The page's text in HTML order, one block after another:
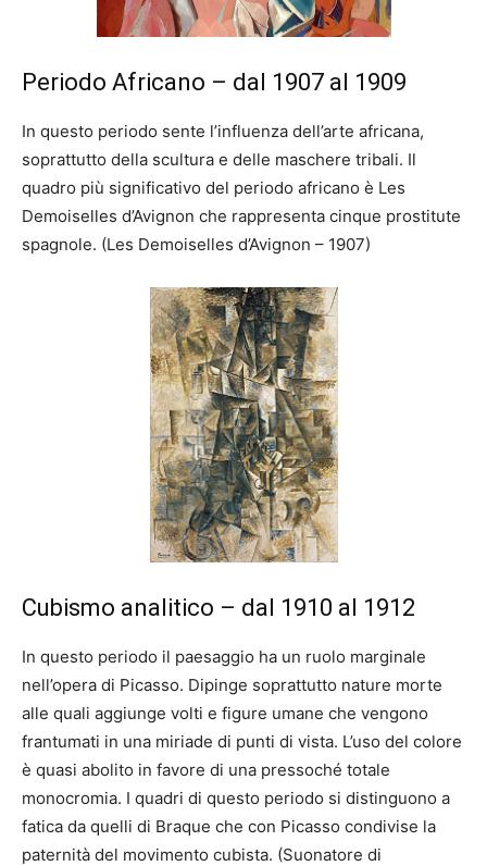
Periodo Africano – dal 1907 al 1909
In questo periodo sente l’influenza dell’arte africana,
soprattutto della scultura e delle maschere tribali. Il
quadro più significativo del periodo africano è Les
Demoiselles d’Avignon che rappresenta cinque prostitute
spagnole. (Les Demoiselles d’Avignon – 1907)
Cubismo analitico – dal 1910 al 1912
In questo periodo il paesaggio ha un ruolo marginale
nell’opera di Picasso. Dipinge soprattutto nature morte
alle quali aggiunge volti e figure umane che vengono
frantumati in una miriade di punti di vista. L’uso del colore
è quasi abolito in favore di una pressoché totale
monocromia. I quadri di questo periodo si distinguono a
fatica da quelli di Braque che con Picasso condivise la
paternità del movimento cubista. (Suonatore di